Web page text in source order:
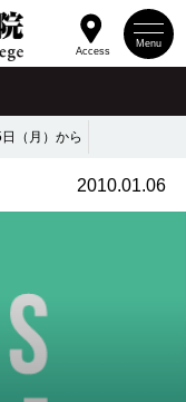
Menu
Access
（月）から
2010.01.06